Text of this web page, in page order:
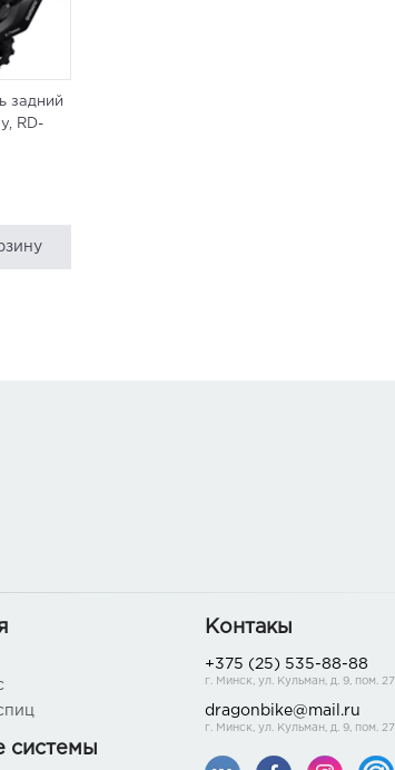
задний
RD-
системы
Контакы
+375 (25) 535-88-88
г. Минск, ул. Кульман, д. 9, пом. 27
dragonbike@mail.ru
г. Минск, ул. Кульман, д. 9, пом. 27